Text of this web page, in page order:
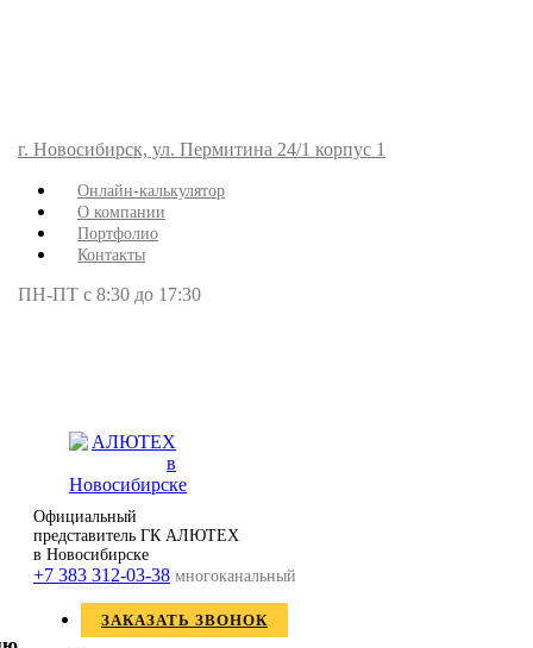
г. Новосибирск, ул. Пермитина 24/1 корпус 1
Онлайн-калькулятор
О компании
Портфолио
Контакты
ПН-ПТ с 8:30 до 17:30
Официальный
представитель ГК АЛЮТЕХ
в Новосибирске
+7 383 312-03-38 многоканальный
ЗАКАЗАТЬ ЗВОНОК